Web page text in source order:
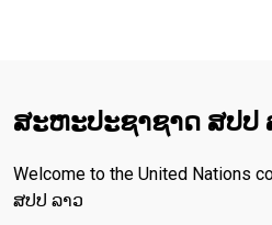
ສະ​ຫະ​ປະ​ຊາ​ຊາດ ສປປ
Welcome to the United Nations
ສປປ ລາວ